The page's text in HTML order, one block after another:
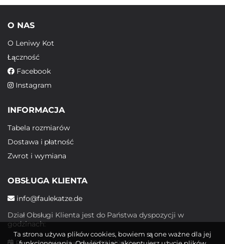
O NAS
O Leniwy Kot
Łączność
Facebook
Instagram
INFORMACJA
Tabela rozmiarów
Dostawa i płatność
Zwrot i wymiana
OBSŁUGA KLIENTA
info@faulekatze.de
Dział Obsługi Klienta jest do Państwa dyspozycji w
godzinach:
Ta strona używa plików cookies, bowiem są one ważne dla jej